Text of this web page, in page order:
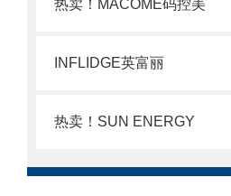
热卖！MACOME码控美
INFLIDGE英富丽
热卖！SUN ENERGY